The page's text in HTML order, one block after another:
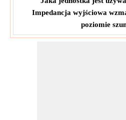
Impedancja wyjściowa
poziomie